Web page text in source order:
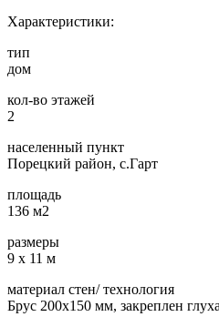
Характеристики:
тип
дом
кол-во этажей
2
населенный пункт
Порецкий район, с.Гарт
площадь
136 м2
размеры
9 х 11 м
материал стен/ технология
Брус 200х150 мм, закреплен